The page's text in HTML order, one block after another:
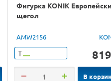
Фигурка KONIK
щегол
AMW2156
Т 819
В